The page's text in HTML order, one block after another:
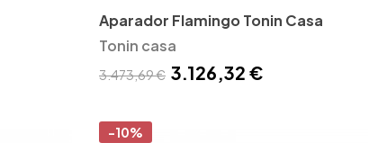
Aparador Flamingo Tonin Casa
Tonin casa
3.473,69 € 3.126,32 €
-10%